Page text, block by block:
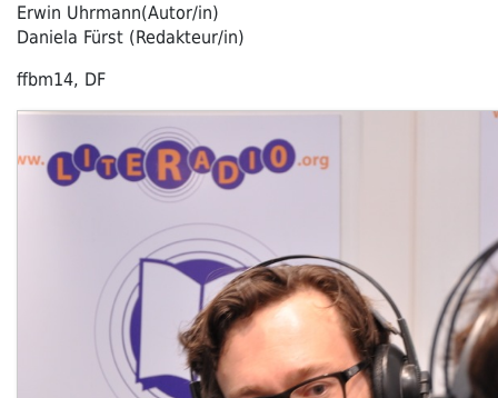
Erwin Uhrmann(Autor/in)
Daniela Fürst (Redakteur/in)
ffbm14, DF